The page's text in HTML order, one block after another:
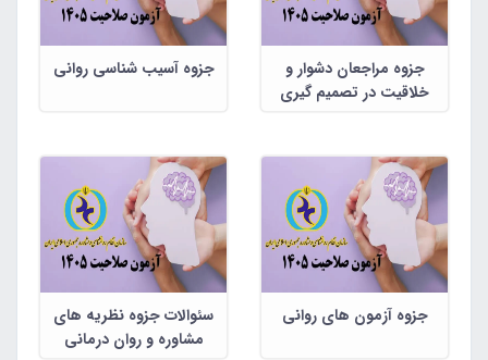
جزوه مراجعان دشوار و
خلاقیت در تصمیم گیری
جزوه آسیب شناسی روانی
جزوه آزمون های روانی
سئوالات جزوه نظریه های
مشاوره و روان درمانی